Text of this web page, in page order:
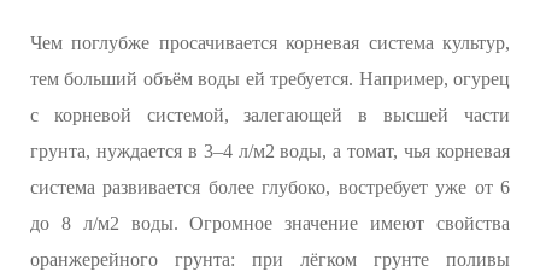
Чем поглубже просачивается корневая система культур,
тем больший объём воды ей требуется. Например, огурец
с корневой системой, залегающей в высшей части
грунта, нуждается в 3–4 л/м2 воды, а томат, чья корневая
система развивается более глубоко, востребует уже от 6
до 8 л/м2 воды. Огромное значение имеют свойства
оранжерейного грунта: при лёгком грунте поливы